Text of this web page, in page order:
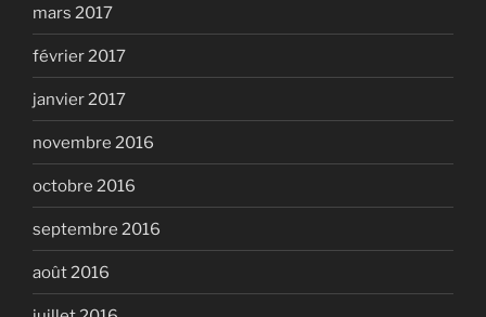
mars 2017
février 2017
janvier 2017
novembre 2016
octobre 2016
septembre 2016
août 2016